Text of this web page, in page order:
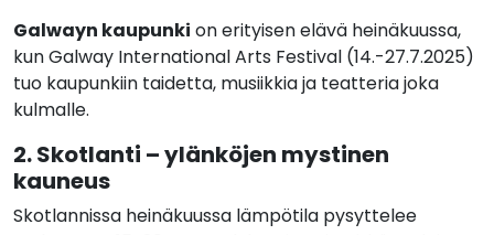
Galwayn kaupunki on erityisen elävä heinäkuussa,
kun Galway International Arts Festival (14.-27.7.2025)
tuo kaupunkiin taidetta, musiikkia ja teatteria joka
kulmalle.
2. Skotlanti – ylänköjen mystinen
kauneus
Skotlannissa heinäkuussa lämpötila pysyttelee